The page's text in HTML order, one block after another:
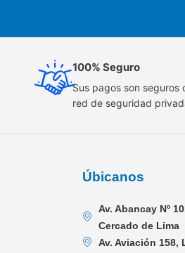
100% Seguro
Sus pagos son seguros
red de seguridad
Úbicanos
Av. Abancay Nº
Cercado de Lima
Av. Aviación 158,